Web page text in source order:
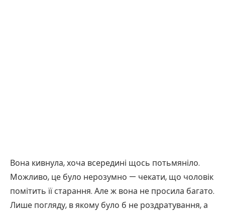
Вона кивнула, хоча всередині щось потьмяніло.
Можливо, це було нерозумно — чекати, що чоловік
помітить її старання. Але ж вона не просила багато.
Лише погляду, в якому було б не роздратування, а